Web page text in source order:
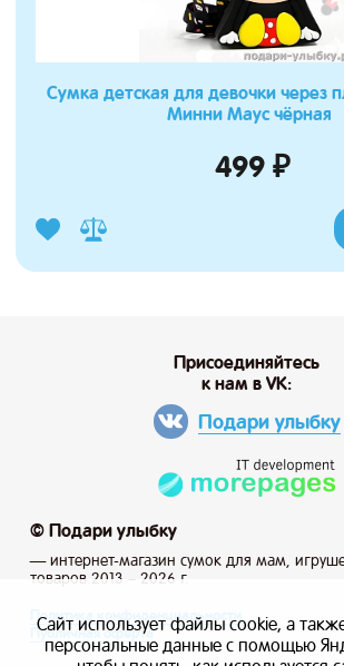
Сумка детская для девочки через
Минни Маус чёрная
499 ₽
© Подари улыбку
— интернет-магазин сумок для мам,
товаров 2013 – 2026 г.
Присоединяйтесь
к нам в VK:
Подари улыбку
Политика конфиденциальности
Публичная оферта
Сайт использует файлы cookie, а
персональные данные с помощью